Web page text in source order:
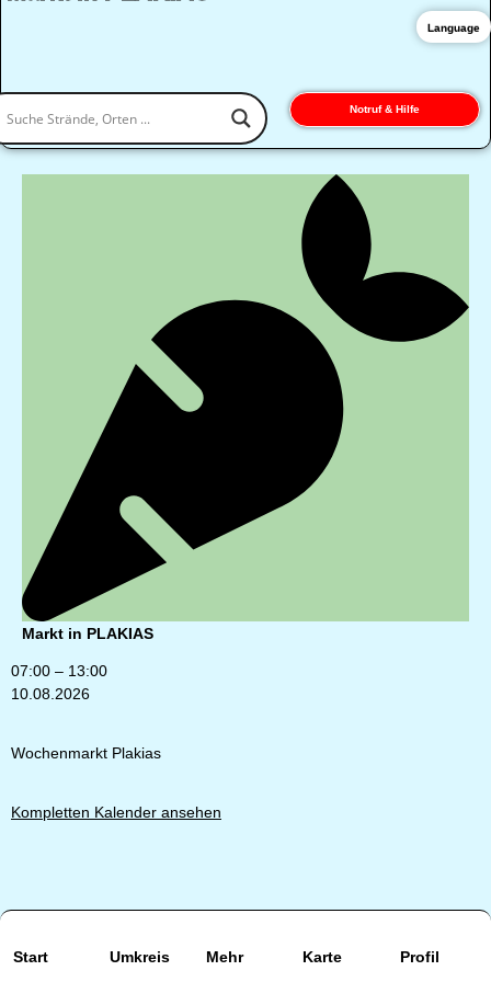
Notruf & Hilfe
Markt in PLAKIAS
07:00 – 13:00
10.08.2026
Wochenmarkt Plakias
Kompletten Kalender ansehen
Start Umkreis Mehr Karte Profil
Language